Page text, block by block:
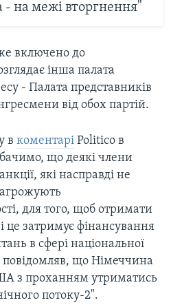
- на межі вторгнення"
включено до
інша палата
- Палата представників
від обох партій.
в коментарі Politico в
що деякі члени
які насправді не
для того, щоб отримати
це затримує фінансування
в сфері національної
повідомляв, що Німеччина
з проханням утриматись
потоку-2".